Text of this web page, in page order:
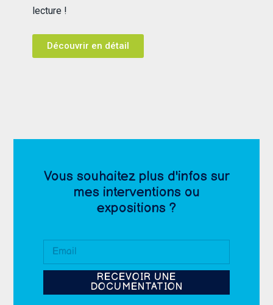
lecture !
Découvrir en détail
Vous souhaitez plus d'infos sur
mes interventions ou
expositions ?
RECEVOIR UNE
DOCUMENTATION